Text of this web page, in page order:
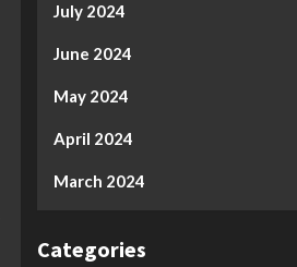
July 2024
June 2024
May 2024
April 2024
March 2024
Categories